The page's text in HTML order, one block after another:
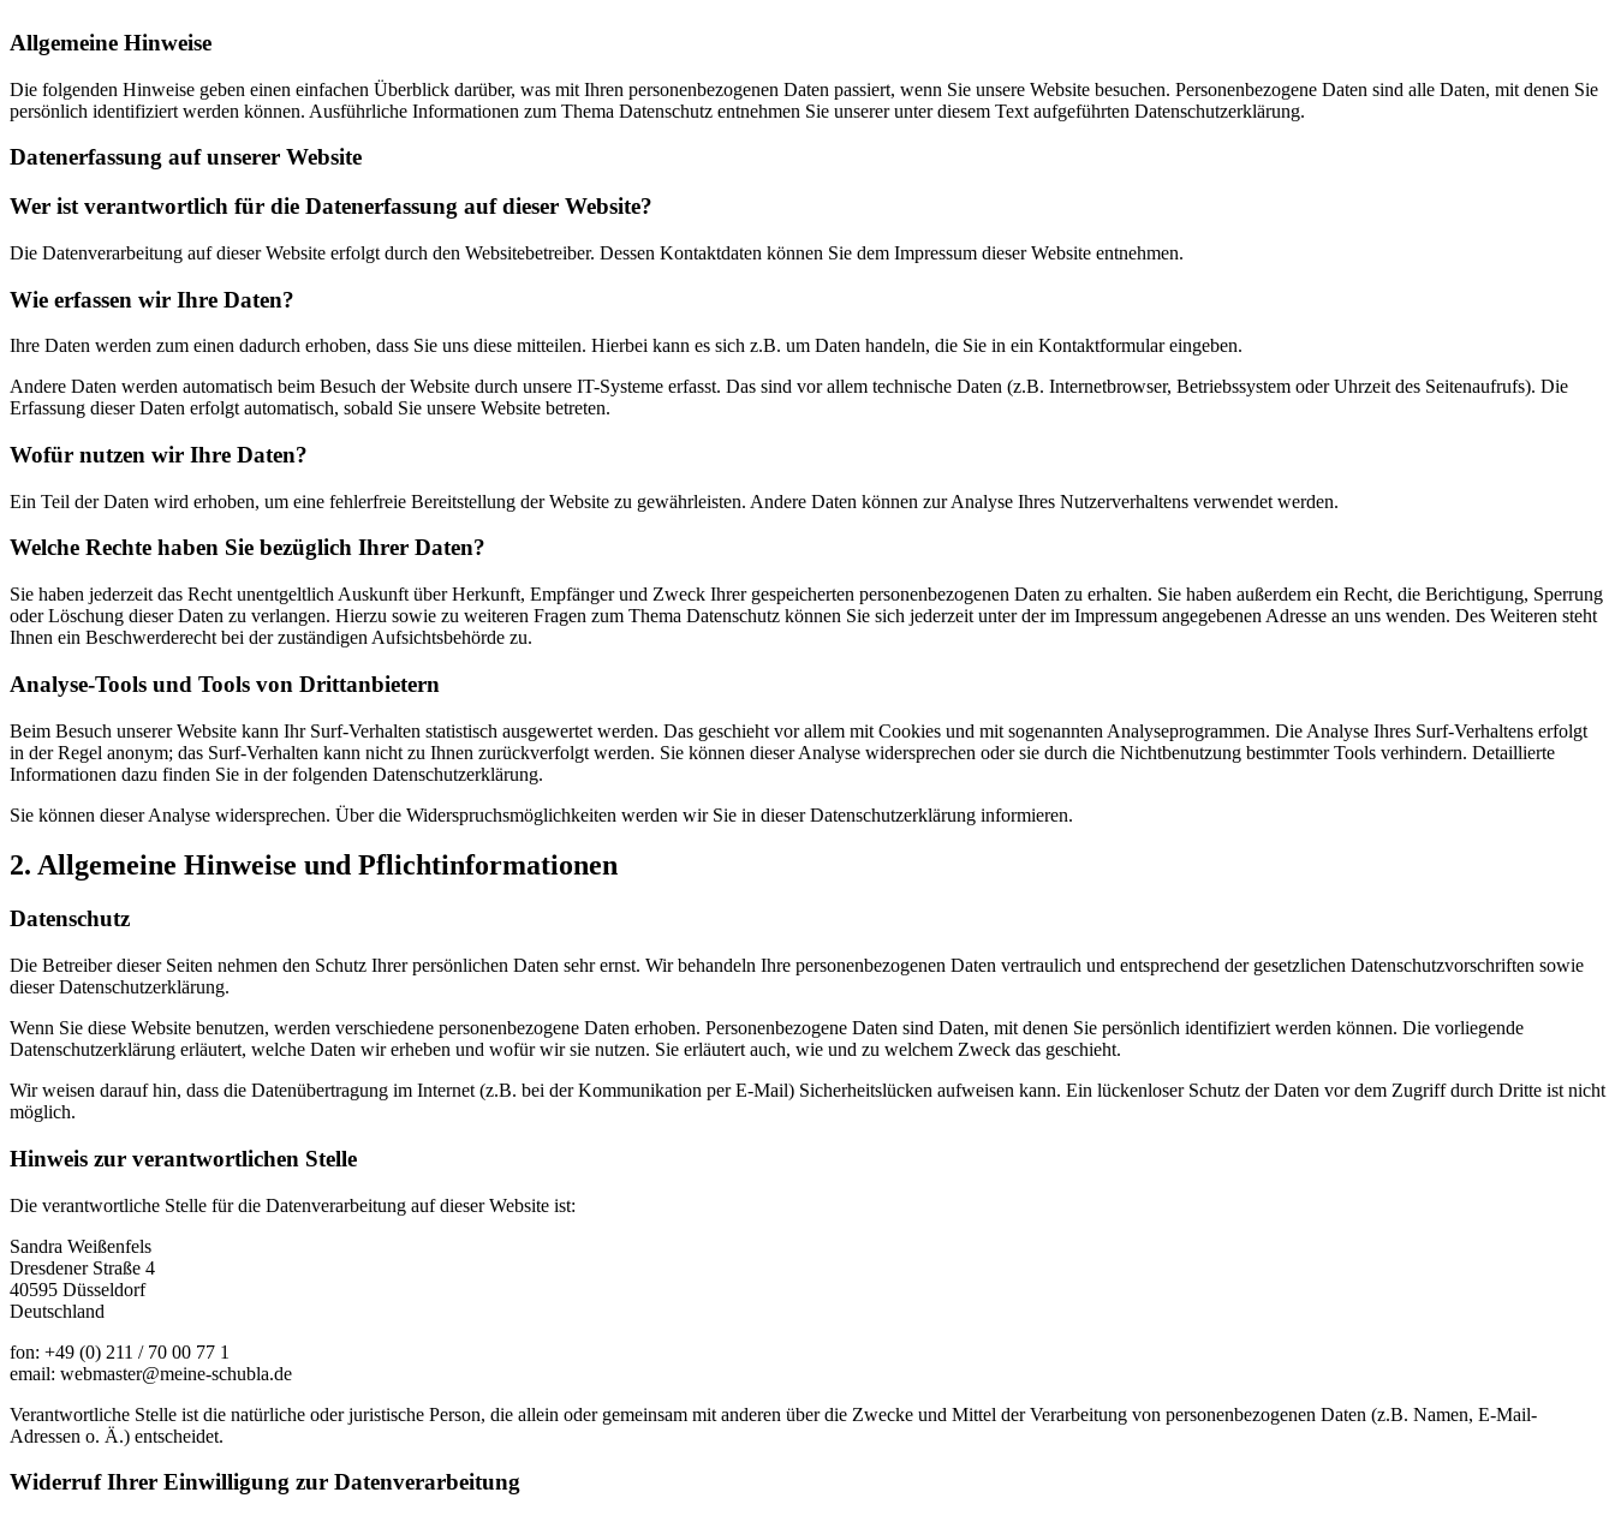
Allgemeine Hinweise
Die folgenden Hinweise geben einen einfachen Überblick darüber, was mit Ihren personenbezogenen Daten passiert, wenn Sie unsere Website besuchen. Personenbezogene Daten sind alle Daten, mit denen Sie
persönlich identifiziert werden können. Ausführliche Informationen zum Thema Datenschutz entnehmen Sie unserer unter diesem Text aufgeführten Datenschutzerklärung.
Datenerfassung auf unserer Website
Wer ist verantwortlich für die Datenerfassung auf dieser Website?
Die Datenverarbeitung auf dieser Website erfolgt durch den Websitebetreiber. Dessen Kontaktdaten können Sie dem Impressum dieser Website entnehmen.
Wie erfassen wir Ihre Daten?
Ihre Daten werden zum einen dadurch erhoben, dass Sie uns diese mitteilen. Hierbei kann es sich z.B. um Daten handeln, die Sie in ein Kontaktformular eingeben.
Andere Daten werden automatisch beim Besuch der Website durch unsere IT-Systeme erfasst. Das sind vor allem technische Daten (z.B. Internetbrowser, Betriebssystem oder Uhrzeit des Seitenaufrufs). Die
Erfassung dieser Daten erfolgt automatisch, sobald Sie unsere Website betreten.
Wofür nutzen wir Ihre Daten?
Ein Teil der Daten wird erhoben, um eine fehlerfreie Bereitstellung der Website zu gewährleisten. Andere Daten können zur Analyse Ihres Nutzerverhaltens verwendet werden.
Welche Rechte haben Sie bezüglich Ihrer Daten?
Sie haben jederzeit das Recht unentgeltlich Auskunft über Herkunft, Empfänger und Zweck Ihrer gespeicherten personenbezogenen Daten zu erhalten. Sie haben außerdem ein Recht, die Berichtigung, Sperrung
oder Löschung dieser Daten zu verlangen. Hierzu sowie zu weiteren Fragen zum Thema Datenschutz können Sie sich jederzeit unter der im Impressum angegebenen Adresse an uns wenden. Des Weiteren steht
Ihnen ein Beschwerderecht bei der zuständigen Aufsichtsbehörde zu.
Analyse-Tools und Tools von Drittanbietern
Beim Besuch unserer Website kann Ihr Surf-Verhalten statistisch ausgewertet werden. Das geschieht vor allem mit Cookies und mit sogenannten Analyseprogrammen. Die Analyse Ihres Surf-Verhaltens erfolgt
in der Regel anonym; das Surf-Verhalten kann nicht zu Ihnen zurückverfolgt werden. Sie können dieser Analyse widersprechen oder sie durch die Nichtbenutzung bestimmter Tools verhindern. Detaillierte
Informationen dazu finden Sie in der folgenden Datenschutzerklärung.
Sie können dieser Analyse widersprechen. Über die Widerspruchsmöglichkeiten werden wir Sie in dieser Datenschutzerklärung informieren.
2. Allgemeine Hinweise und Pflichtinformationen
Datenschutz
Die Betreiber dieser Seiten nehmen den Schutz Ihrer persönlichen Daten sehr ernst. Wir behandeln Ihre personenbezogenen Daten vertraulich und entsprechend der gesetzlichen Datenschutzvorschriften sowie
dieser Datenschutzerklärung.
Wenn Sie diese Website benutzen, werden verschiedene personenbezogene Daten erhoben. Personenbezogene Daten sind Daten, mit denen Sie persönlich identifiziert werden können. Die vorliegende
Datenschutzerklärung erläutert, welche Daten wir erheben und wofür wir sie nutzen. Sie erläutert auch, wie und zu welchem Zweck das geschieht.
Wir weisen darauf hin, dass die Datenübertragung im Internet (z.B. bei der Kommunikation per E-Mail) Sicherheitslücken aufweisen kann. Ein lückenloser Schutz der Daten vor dem Zugriff durch Dritte ist nicht
möglich.
Hinweis zur verantwortlichen Stelle
Die verantwortliche Stelle für die Datenverarbeitung auf dieser Website ist:
Sandra Weißenfels
Dresdener Straße 4
40595 Düsseldorf
Deutschland
fon: +49 (0) 211 / 70 00 77 1
email: webmaster@meine-schubla.de
Verantwortliche Stelle ist die natürliche oder juristische Person, die allein oder gemeinsam mit anderen über die Zwecke und Mittel der Verarbeitung von personenbezogenen Daten (z.B. Namen, E-Mail-
Adressen o. Ä.) entscheidet.
Widerruf Ihrer Einwilligung zur Datenverarbeitung